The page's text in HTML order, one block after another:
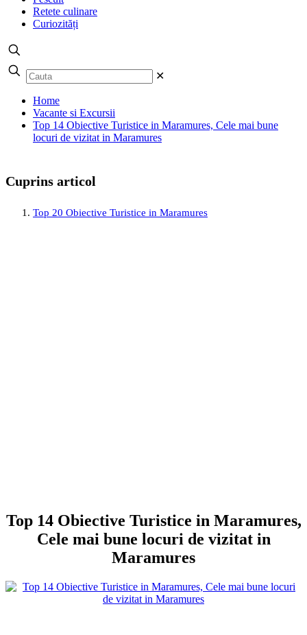
Retete culinare
Curiozități
✕
Home
Vacante si Excursii
Top 14 Obiective Turistice in Maramures, Cele mai bune
locuri de vizitat in Maramures
Cuprins articol
Top 20 Obiective Turistice in Maramures
Top 14 Obiective Turistice in Maramures,
Cele mai bune locuri de vizitat in
Maramures